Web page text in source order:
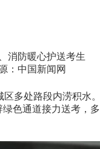
消防暖心护送考生
：中国新闻网
处路段内涝积水。
色通道接力送考，